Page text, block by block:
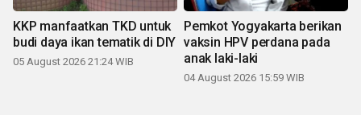
KKP manfaatkan TKD untuk
budi daya ikan tematik di DIY
05 August 2026 21:24 WIB
Pemkot Yogyakarta berikan
vaksin HPV perdana pada
anak laki-laki
04 August 2026 15:59 WIB